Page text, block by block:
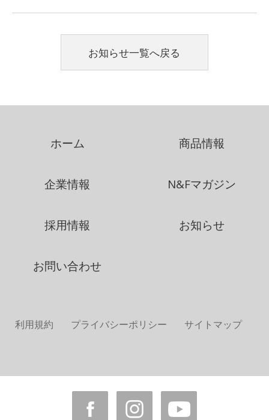
お知らせ一覧へ戻る
ホーム 商品情報
企業情報 N&Fマガジン
採用情報 お知らせ
お問い合わせ
利用規約 プライバシーポリシー サイトマップ